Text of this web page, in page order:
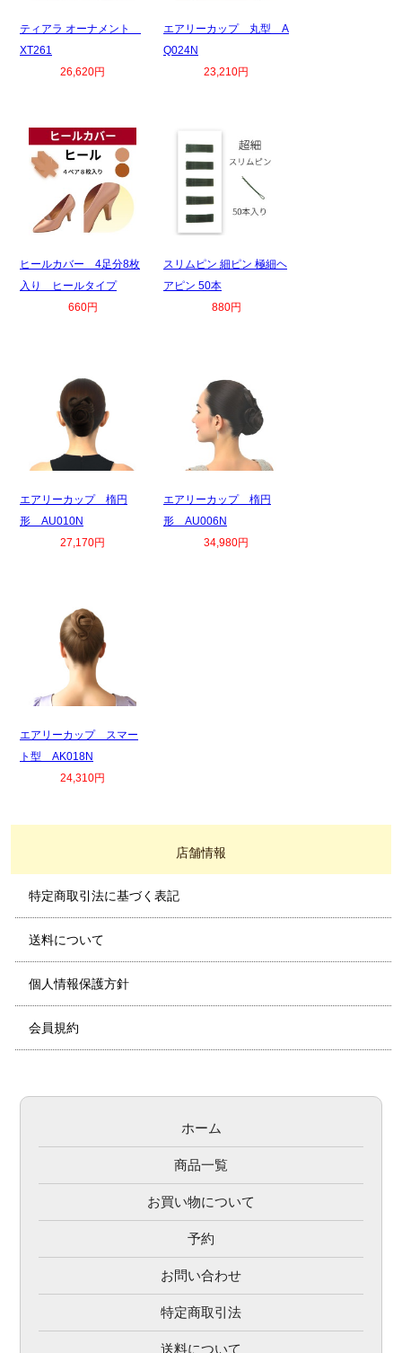
ティアラ オーナメント
XT261
26,620円
エアリーカップ 丸型 A
Q024N
23,210円
ヒールカバー 4足分8枚
入り ヒールタイプ
660円
スリムピン 細ピン 極細ヘ
アピン 50本
880円
エアリーカップ 楕円
形 AU010N
27,170円
エアリーカップ 楕円
形 AU006N
34,980円
エアリーカップ スマー
ト型 AK018N
24,310円
店舗情報
特定商取引法に基づく表記
送料について
個人情報保護方針
会員規約
ホーム
商品一覧
お買い物について
予約
お問い合わせ
特定商取引法
送料について